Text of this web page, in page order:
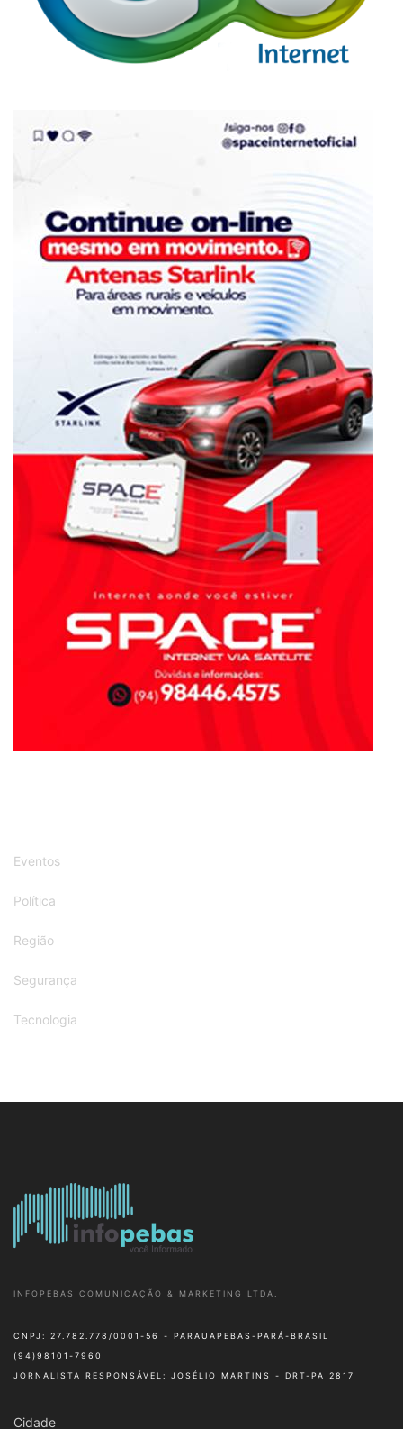
Eventos
Política
Região
Segurança
Tecnologia
INFOPEBAS COMUNICAÇÃO & MARKETING LTDA.
CNPJ: 27.782.778/0001-56 - PARAUAPEBAS-PARÁ-BRASIL
(94)98101-7960
JORNALISTA RESPONSÁVEL: JOSÉLIO MARTINS - DRT-PA 2817
Cidade